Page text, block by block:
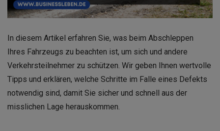
In diesem Artikel erfahren Sie, was beim Abschleppen
Ihres Fahrzeugs zu beachten ist, um sich und andere
Verkehrsteilnehmer zu schützen. Wir geben Ihnen wertvolle
Tipps und erklären, welche Schritte im Falle eines Defekts
notwendig sind, damit Sie sicher und schnell aus der
misslichen Lage herauskommen.